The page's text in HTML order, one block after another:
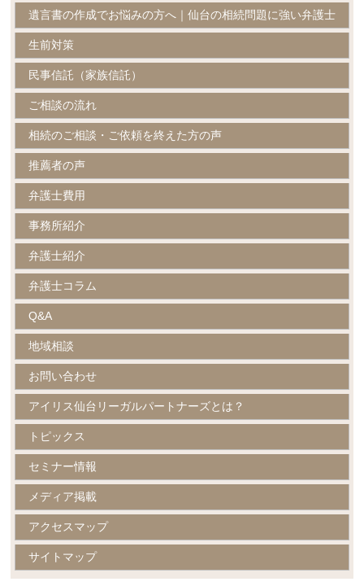
遺言書の作成でお悩みの方へ｜仙台の相続問題に強い弁護士
生前対策
民事信託（家族信託）
ご相談の流れ
相続のご相談・ご依頼を終えた方の声
推薦者の声
弁護士費用
事務所紹介
弁護士紹介
弁護士コラム
Q&A
地域相談
お問い合わせ
アイリス仙台リーガルパートナーズとは？
トピックス
セミナー情報
メディア掲載
アクセスマップ
サイトマップ